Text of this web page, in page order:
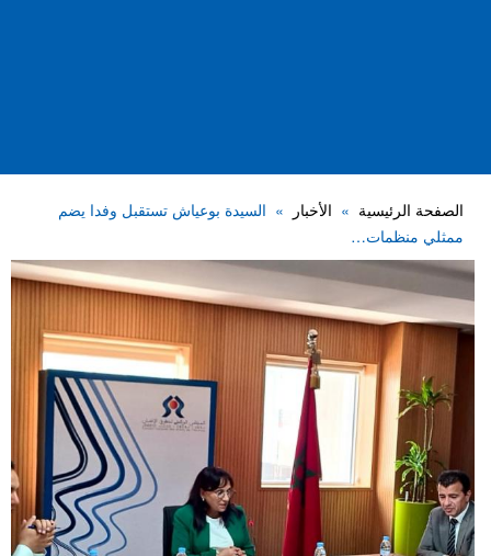
الصفحة الرئيسية الأخبار
السيدة بوعياش تستقبل وفدا يضم
ممثلي منظمات…